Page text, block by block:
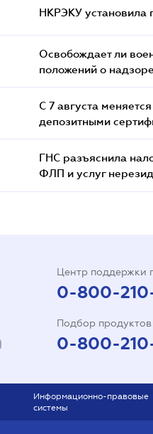
НКРЭКУ установила
Освобождает ли
положений о надзоре
С 7 августа
депозитными
ГНС разъяснила
ФЛП и услуг
Центр поддержки
0-800-
Подбор
0-800-
Информационно-правовые
системы